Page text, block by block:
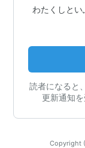
わたくしと
読者になると
更新通知
Copyright